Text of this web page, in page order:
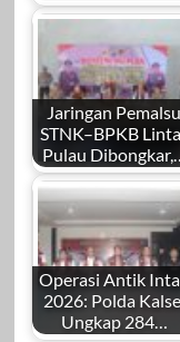
Jaringan Pemalsu
STNK–BPKB
Pulau
Operasi Antik
2026: Polda
Ungkap 284…